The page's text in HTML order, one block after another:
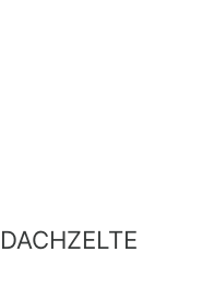
DACHZELTE